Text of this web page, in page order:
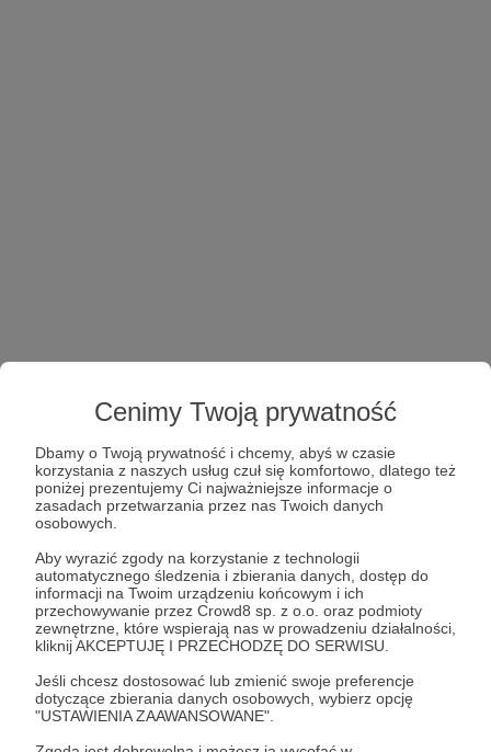
Cenimy Twoją prywatność
Dbamy o Twoją prywatność i chcemy, abyś w czasie
korzystania z naszych usług czuł się komfortowo, dlatego też
poniżej prezentujemy Ci najważniejsze informacje o
zasadach przetwarzania przez nas Twoich danych
osobowych.
Aby wyrazić zgody na korzystanie z technologii
automatycznego śledzenia i zbierania danych, dostęp do
informacji na Twoim urządzeniu końcowym i ich
przechowywanie przez Crowd8 sp. z o.o. oraz podmioty
zewnętrzne, które wspierają nas w prowadzeniu działalności,
kliknij AKCEPTUJĘ I PRZECHODZĘ DO SERWISU.
Jeśli chcesz dostosować lub zmienić swoje preferencje
dotyczące zbierania danych osobowych, wybierz opcję
"USTAWIENIA ZAAWANSOWANE".